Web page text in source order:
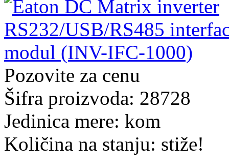
Pozovite za cenu
Šifra proizvoda: 28728
Jedinica mere: kom
Količina na stanju: stiže!